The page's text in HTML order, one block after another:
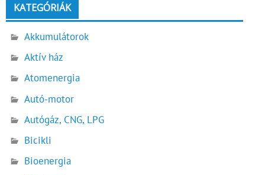
KATEGÓRIÁK
Akkumulátorok
Aktív ház
Atomenergia
Autó-motor
Autógáz, CNG, LPG
Bicikli
Bioenergia